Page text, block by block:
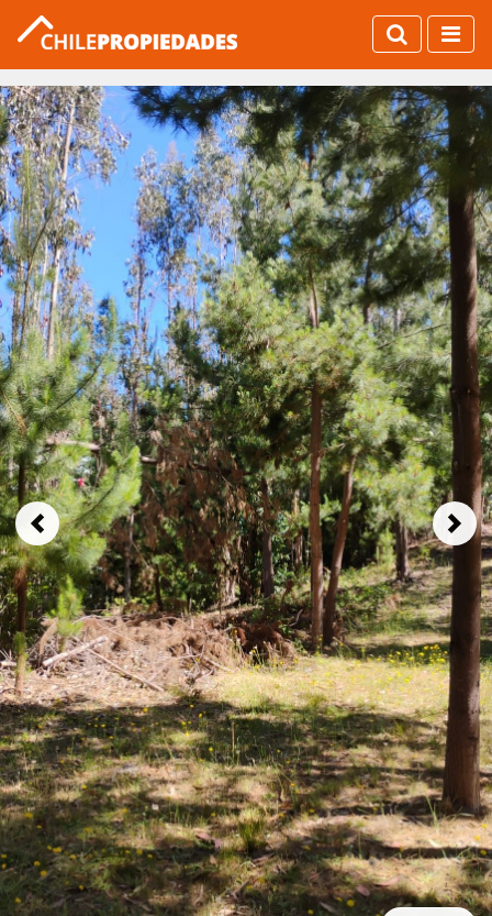
Previous Next